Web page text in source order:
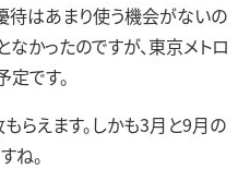
はあまり使う機会がないの
かったのですが、東京メトロ
です。
えます。しかも3月と9月の
ね。